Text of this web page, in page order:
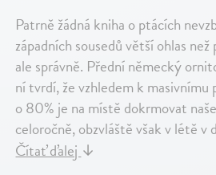
Patrně žádná kniha o ptácích
západních sousedů větší ohlas
ale správně. Přední německý
ní tvrdí, že vzhledem k
o 80% je na místě dokrmovat
celoročně, obzvláště však v létě v
Čítať ďalej ↓